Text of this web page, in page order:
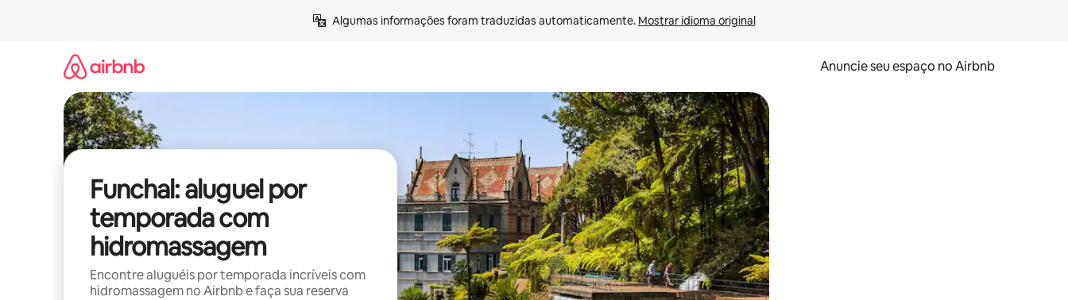
Algumas informações foram traduzidas automaticamente. Mostrar idioma original
Anuncie seu espaço no Airbnb
Funchal: aluguel por
temporada com
hidromassagem
Encontre aluguéis por temporada incríveis com
hidromassagem no Airbnb e faça sua reserva